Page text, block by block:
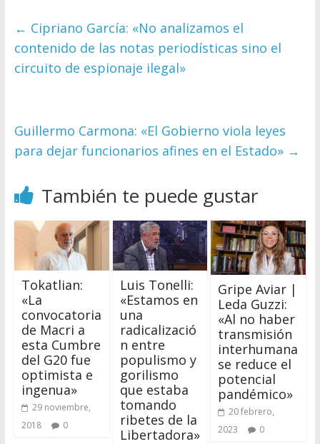
← Cipriano García: «No analizamos el
contenido de las notas periodísticas sino el
circuito de espionaje ilegal»
Guillermo Carmona: «El Gobierno viola leyes
para dejar funcionarios afines en el Estado» →
También te puede gustar
Tokatlian:
«La
convocatoria
de Macri a
esta Cumbre
del G20 fue
optimista e
ingenua»
29 noviembre,
2018
0
Luis Tonelli:
«Estamos en
una
radicalizació
n entre
populismo y
gorilismo
que estaba
tomando
ribetes de la
Libertadora»
Gripe Aviar |
Leda Guzzi:
«Al no haber
transmisión
interhumana
se reduce el
potencial
pandémico»
20 febrero,
2023
0